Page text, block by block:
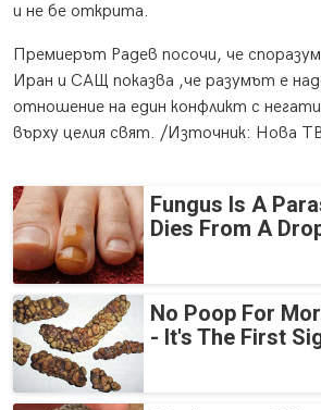
и не бе открита.
Премиерът Радев посочи, че
Иран и САЩ показва ,че разумът е
отношение на един конфликт с
върху целия свят. /Източник: Нова
Fungus Is A
Dies From A
No Poop For
- It's The First